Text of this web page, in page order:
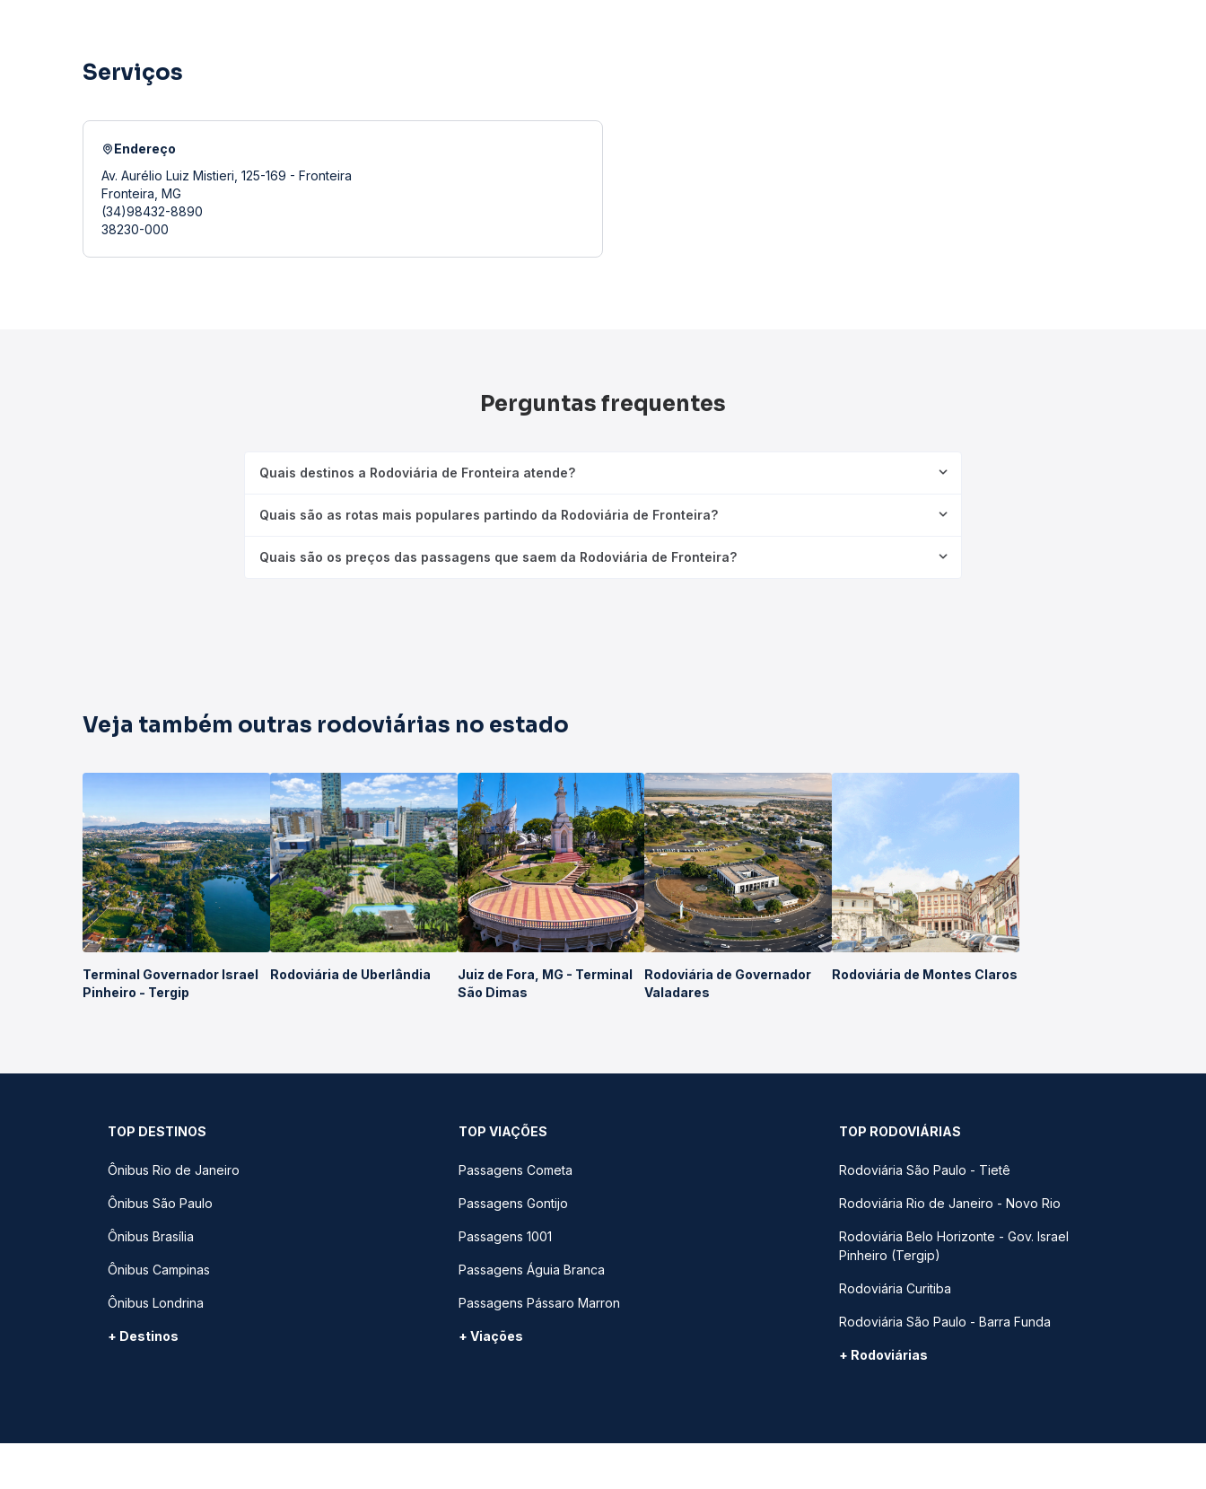
Serviços
Endereço
Av. Aurélio Luiz Mistieri, 125-169 - Fronteira
Fronteira, MG
(34)98432-8890
38230-000
Perguntas frequentes
Quais destinos a Rodoviária de Fronteira atende?
Quais são as rotas mais populares partindo da Rodoviária de Fronteira?
Quais são os preços das passagens que saem da Rodoviária de Fronteira?
Veja também outras rodoviárias no estado
Terminal Governador Israel
Pinheiro - Tergip
Rodoviária de Uberlândia
Juiz de Fora, MG - Terminal
São Dimas
Rodoviária de Governador
Valadares
Rodoviária de Montes Claros
TOP DESTINOS
Ônibus Rio de Janeiro
Ônibus São Paulo
Ônibus Brasília
Ônibus Campinas
Ônibus Londrina
+ Destinos
TOP VIAÇÕES
Passagens Cometa
Passagens Gontijo
Passagens 1001
Passagens Águia Branca
Passagens Pássaro Marron
+ Viações
TOP RODOVIÁRIAS
Rodoviária São Paulo - Tietê
Rodoviária Rio de Janeiro - Novo Rio
Rodoviária Belo Horizonte - Gov. Israel
Pinheiro (Tergip)
Rodoviária Curitiba
Rodoviária São Paulo - Barra Funda
+ Rodoviárias